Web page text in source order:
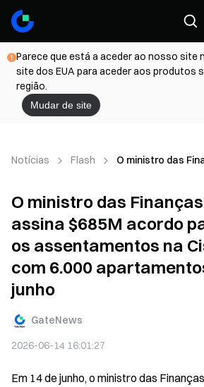
Parece que está a aceder ao nosso site
site dos EUA para aceder aos produtos
região.
Mudar de site
Notícias Flash O ministro das
O ministro das
assina $685M acordo
os assentamentos na
com 6.000
junho
GateNews
2026-06-14 16:01:27
Em 14 de junho, o ministro das